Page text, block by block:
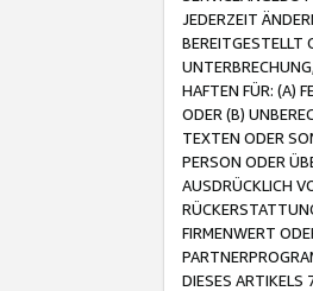
JEDERZEIT
BEREITGESTELLT
HAFTEN FÜR: (A)
ODER (B)
TEXTEN ODER
PERSON ODER
AUSDRÜCKLICH
FIRMENWERT
DIESES ARTIKELS